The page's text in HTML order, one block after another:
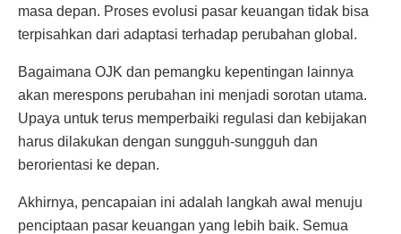
masa depan. Proses evolusi pasar keuangan tidak bisa
terpisahkan dari adaptasi terhadap perubahan global.
Bagaimana OJK dan pemangku kepentingan lainnya
akan merespons perubahan ini menjadi sorotan utama.
Upaya untuk terus memperbaiki regulasi dan kebijakan
harus dilakukan dengan sungguh-sungguh dan
berorientasi ke depan.
Akhirnya, pencapaian ini adalah langkah awal menuju
penciptaan pasar keuangan yang lebih baik. Semua